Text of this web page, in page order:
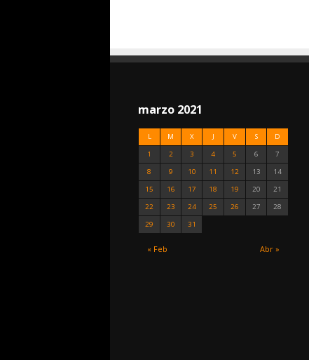
marzo 2021
L M X J V S D
« Feb Abr »
1 2 3 4 5 6
7
8
9 10 11 12 13
14
15
16 17 18 19 20
21
22
23 24 25 26 27
28
29
30 31